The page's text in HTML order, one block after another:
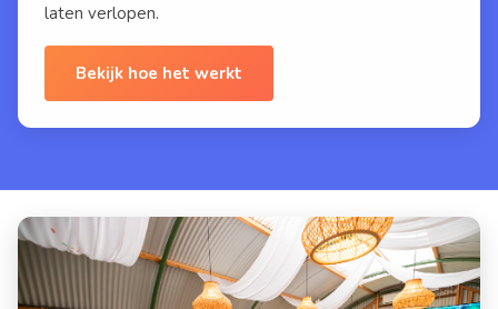
laten verlopen.
Bekijk hoe het werkt